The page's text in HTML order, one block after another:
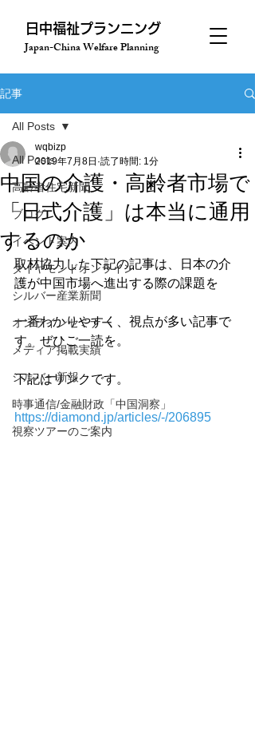
​日中福祉プランニング
Japan-China Welfare Planning
記事
All Posts
高齢者住宅新聞
ブログ
イベント案内
ダイヤモンドオンライン
シルバー産業新聞
オンラインセミナー
メディア掲載実績
シルバー新報
時事通信/金融財政「中国洞察」
視察ツアーのご案内
All Posts
中国の介護・高齢者市場で
「日式介護」は本当に通用
するのか
wqbizp
2019年7月8日 読了時間: 1分
取材協力した下記の記事は、日本の介
護が中国市場へ進出する際の課題を
一番わかりやすく、視点が多い記事で
す。ぜひご一読を。
下記はリンクです。
https://diamond.jp/articles/-/206895